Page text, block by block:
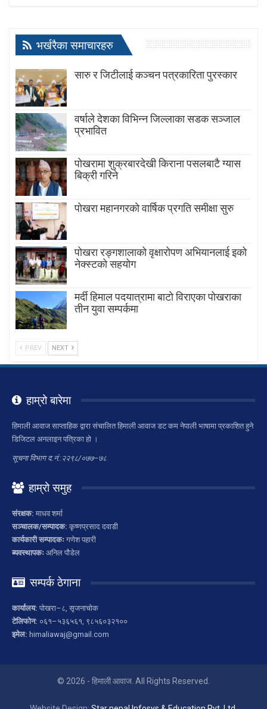
भर्खरैका समाचारहरु
सारु र जिटीलाई कञ्चन पत्रकारिता पुरस्कार
वर्षाले देशका विभिन्न जिल्लाका सडक सञ्जाल
प्रभावित
पोखरामा शुक्रबारदेखी किराना पसलबाटै ग्यास
बिक्री गरिने
पोखरा महानगरको वार्षिक प्रगति समीक्षा सुरु
पोखरा रङ्गशालाको वृक्षारोपण अभियानलाई इको
नेक्स्टको सहयोग
मर्दी हिमाल पदयात्रामा बाटाे विराएका पाेखराका
तीन युवा सम्पर्कमा
PREV NEXT
हाम्रो बारेमा
हिमाली आवाज साप्ताहिक द्वारा संचालित हिमाली आवाज डट कम नेपाली भाषामा प्रकाशित हुने
डिजिटल अनलाइन पत्रिका हो ।
सूचना विभाग द.नं.:२२९८/०७७–७८
हाम्रो समुह
संरक्षक: माधव शर्मा
सञ्चालक/सम्पादक: कृष्णप्रसाद दवाडी
कार्यकारी सम्पादकः गणेश पहारी
ब्यवस्थापकः अनिल पौडेल
सम्पर्क ठेगाना
कार्यालय: पोखरा–८, सृजनाचोक
टेलिफोन: ०६१–५३६५६१, ९८५६०३२१००
इमेल: himaliawaj@gmail.com
© 2026 - हिमाली आवाज. All Rights Reserved.